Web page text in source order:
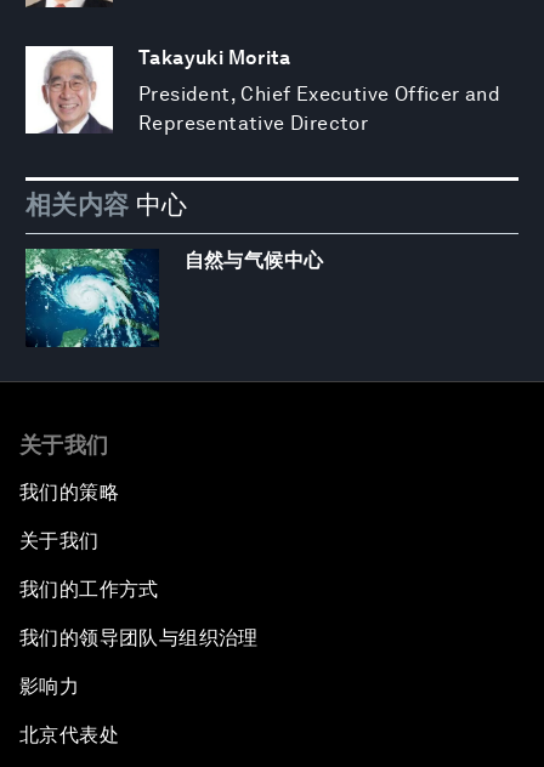
Takayuki Morita
President, Chief Executive Officer and
Representative Director
相关内容 中心
自然与气候中心
关于我们
我们的策略
关于我们
我们的工作方式
我们的领导团队与组织治理
影响力
北京代表处